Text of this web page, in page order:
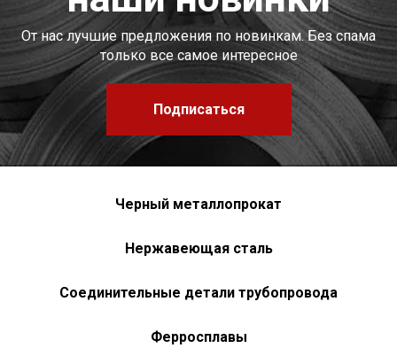
От нас лучшие предложения по новинкам. Без спама
только все самое интересное
Подписаться
Черный металлопрокат
Нержавеющая сталь
Соединительные детали трубопровода
Ферросплавы